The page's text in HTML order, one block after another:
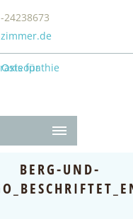
24238673
BERG-UND-